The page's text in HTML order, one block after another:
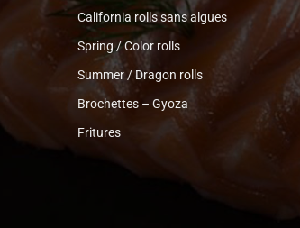
California rolls sans algues
Spring / Color rolls
Summer / Dragon rolls
Brochettes – Gyoza
Fritures